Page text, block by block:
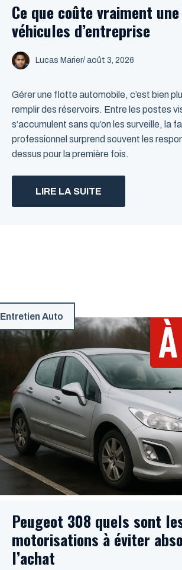
Ce que coûte vraiment
véhicules d’entreprise
Lucas Marier/ août 3, 2026
Gérer une flotte automobile, c’est bien
remplir des réservoirs. Entre les postes
s’accumulent sans qu’on les surveille, la
professionnel surprend souvent les
dessus pour la première fois.
LIRE LA SUITE
Entretien Auto
Peugeot 308 quels sont
motorisations à éviter
l’achat